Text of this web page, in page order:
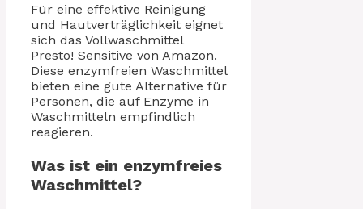
Für eine effektive Reinigung
und Hautverträglichkeit eignet
sich das Vollwaschmittel
Presto! Sensitive von Amazon.
Diese enzymfreien Waschmittel
bieten eine gute Alternative für
Personen, die auf Enzyme in
Waschmitteln empfindlich
reagieren.
Was ist ein enzymfreies
Waschmittel?